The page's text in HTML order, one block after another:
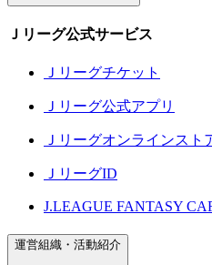
Ｊリーグ公式サービス
Ｊリーグチケット
Ｊリーグ公式アプリ
Ｊリーグオンラインスト
ＪリーグID
J.LEAGUE FANTASY
運営組織・活動紹介